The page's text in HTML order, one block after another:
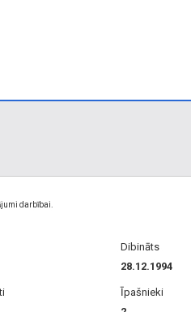
darbībai.
Dibināts
28.12.1994
Īpašnieki